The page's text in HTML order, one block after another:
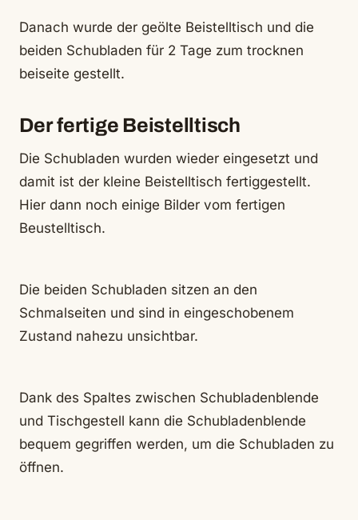
Danach wurde der geölte Beistelltisch und die
beiden Schubladen für 2 Tage zum trocknen
beiseite gestellt.
Der fertige Beistelltisch
Die Schubladen wurden wieder eingesetzt und
damit ist der kleine Beistelltisch fertiggestellt.
Hier dann noch einige Bilder vom fertigen
Beustelltisch.
Die beiden Schubladen sitzen an den
Schmalseiten und sind in eingeschobenem
Zustand nahezu unsichtbar.
Dank des Spaltes zwischen Schubladenblende
und Tischgestell kann die Schubladenblende
bequem gegriffen werden, um die Schubladen zu
öffnen.